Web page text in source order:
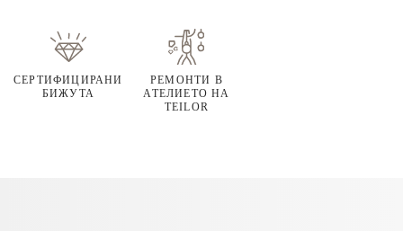
СЕРТИФИЦИРАНИ
БИЖУТА
РЕМОНТИ В
АТЕЛИЕТО НА
TEILOR